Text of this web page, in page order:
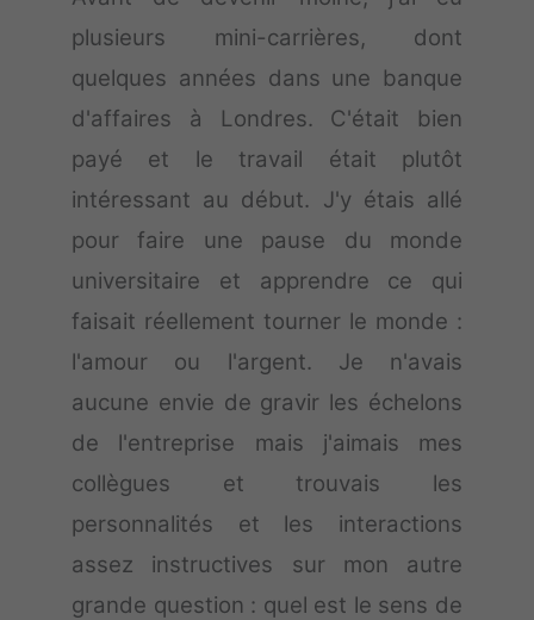
plusieurs mini-carrières, dont
quelques années dans une banque
d'affaires à Londres. C'était bien
payé et le travail était plutôt
intéressant au début. J'y étais allé
pour faire une pause du monde
universitaire et apprendre ce qui
faisait réellement tourner le monde :
l'amour ou l'argent. Je n'avais
aucune envie de gravir les échelons
de l'entreprise mais j'aimais mes
collègues et trouvais les
personnalités et les interactions
assez instructives sur mon autre
grande question : quel est le sens de